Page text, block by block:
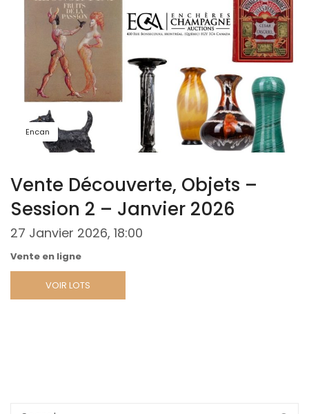
Encan
Vente Découverte, Objets –
Session 2 – Janvier 2026
27 Janvier 2026, 18:00
Vente en ligne
VOIR LOTS